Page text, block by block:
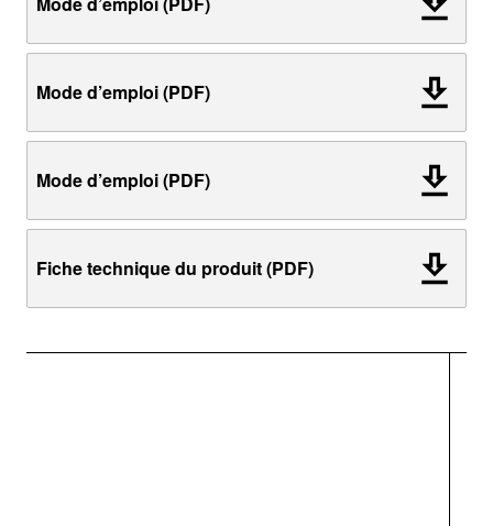
Mode d’emploi (PDF)
Mode d’emploi (PDF)
Fiche technique du produit (PDF)